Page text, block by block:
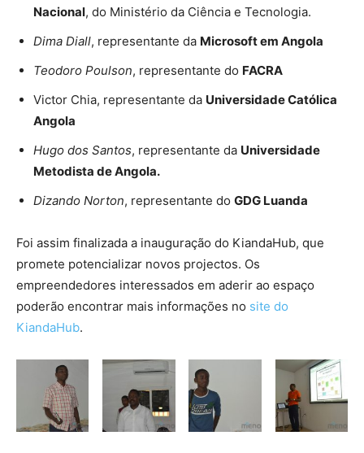
Nacional, do Ministério da Ciência e Tecnologia.
Dima Diall, representante da Microsoft em Angola
Teodoro Poulson, representante do FACRA
Victor Chia, representante da Universidade Católica
Angola
Hugo dos Santos, representante da Universidade
Metodista de Angola.
Dizando Norton, representante do GDG Luanda
Foi assim finalizada a inauguração do KiandaHub, que
promete potencializar novos projectos. Os
empreendedores interessados em aderir ao espaço
poderão encontrar mais informações no site do
KiandaHub.